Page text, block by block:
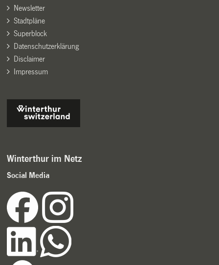
Newsletter
Stadtpläne
Superblock
Datenschutzerklärung
Disclaimer
Impressum
Winterthur im Netz
Social Media